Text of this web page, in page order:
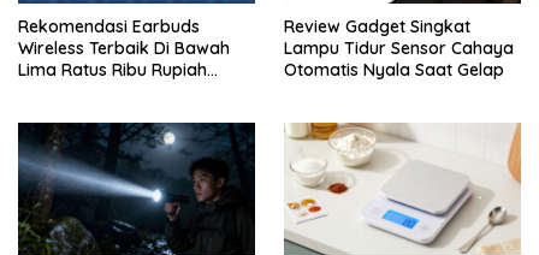
Rekomendasi Earbuds
Wireless Terbaik Di Bawah
Lima Ratus Ribu Rupiah
Review Gadget Singkat
Lampu Tidur Sensor Cahaya
Otomatis Nyala Saat Gelap